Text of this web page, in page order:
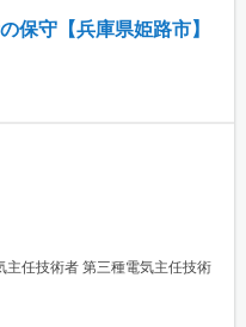
保守【兵庫県姫路市】
主任技術者 第三種電気主任技術